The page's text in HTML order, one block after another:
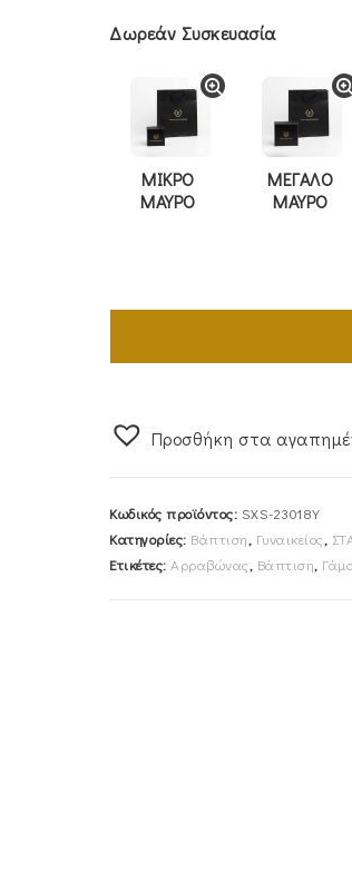
Δωρεάν Συσκευασία
ΜΙΚΡΟ
ΜΑΥΡΟ
ΜΕΓΑΛΟ
ΜΑΥΡΟ
Σταυρός
Με
Χρυσός
Με
Προσθήκη στα
Κωδικός προϊόντος: SXS-23018Y
Κατηγορίες: Βάπτιση, Γυναικείος,
Ετικέτες: Αρραβώνας, Βάπτιση,